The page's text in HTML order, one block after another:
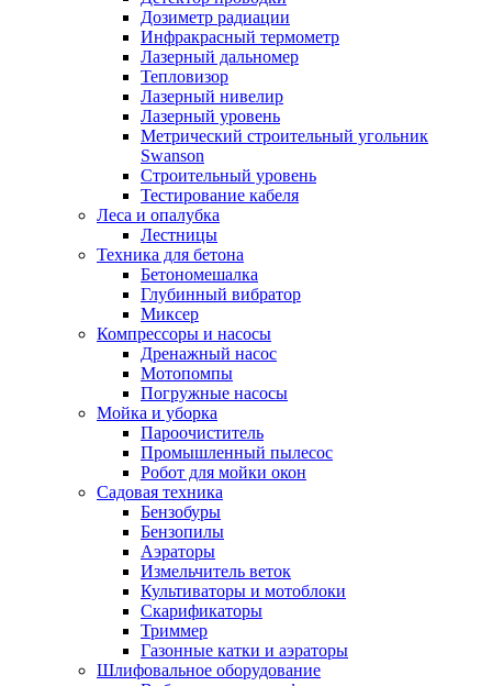
Дозиметр радиации
Инфракрасный термометр
Лазерный дальномер
Тепловизор
Лазерный нивелир
Лазерный уровень
Метрический строительный угольник
Swanson
Строительный уровень
Тестирование кабеля
Леса и опалубка
Лестницы
Техника для бетона
Бетономешалка
Глубинный вибратор
Миксер
Компрессоры и насосы
Дренажный насос
Мотопомпы
Погружные насосы
Мойка и уборка
Пароочиститель
Промышленный пылесос
Робот для мойки окон
Садовая техника
Бензобуры
Бензопилы
Аэраторы
Измельчитель веток
Культиваторы и мотоблоки
Скарификаторы
Триммер
Газонные катки и аэраторы
Шлифовальное оборудование